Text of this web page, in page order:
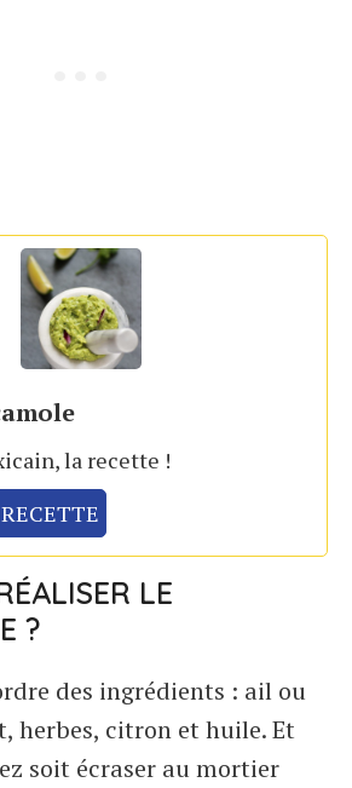
la recette !
LE
?
des ingrédients : ail ou
herbes, citron et huile. Et
soit écraser au mortier